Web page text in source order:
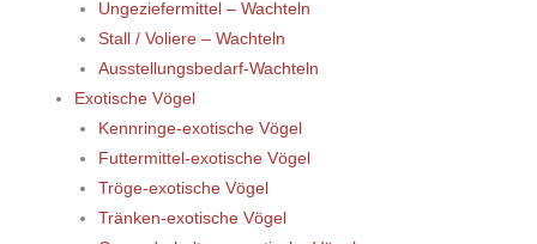
Ungeziefermittel – Wachteln
Stall / Voliere – Wachteln
Ausstellungsbedarf-Wachteln
Exotische Vögel
Kennringe-exotische Vögel
Futtermittel-exotische Vögel
Tröge-exotische Vögel
Tränken-exotische Vögel